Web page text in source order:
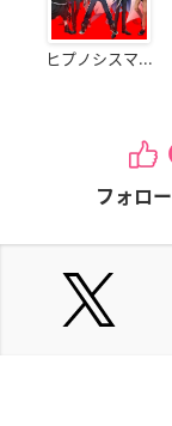
ヒプノシスマ...
フォロ